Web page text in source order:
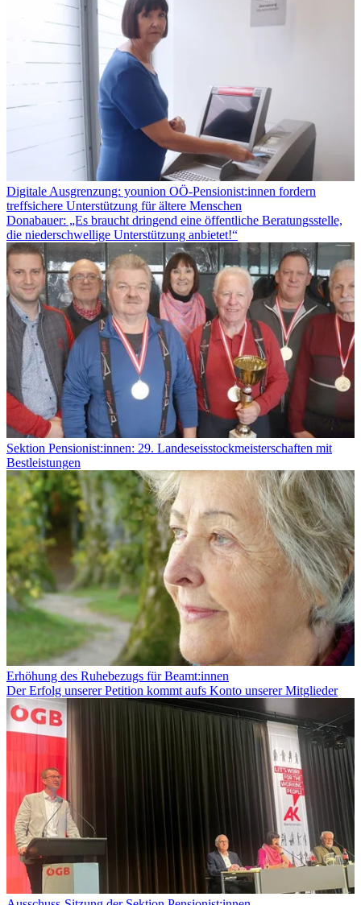
Digitale Ausgrenzung: younion OÖ-Pensionist:innen fordern
treffsichere Unterstützung für ältere Menschen
Donabauer: „Es braucht dringend eine öffentliche Beratungsstelle,
die niederschwellige Unterstützung anbietet!“
Sektion Pensionist:innen: 29. Landeseisstockmeisterschaften mit
Bestleistungen
Erhöhung des Ruhebezugs für Beamt:innen
Der Erfolg unserer Petition kommt aufs Konto unserer Mitglieder